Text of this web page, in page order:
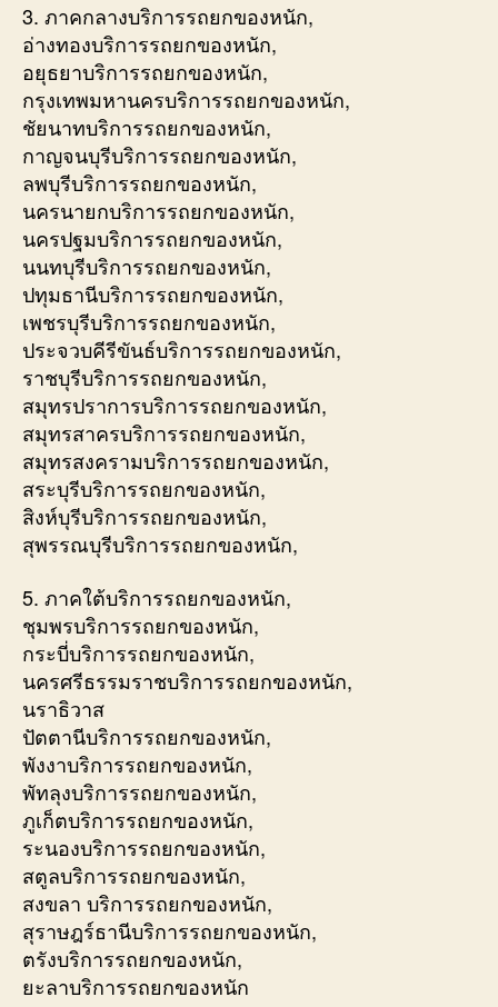
3. ภาคกลางบริการรถยกของหนัก,
อ่างทองบริการรถยกของหนัก,
อยุธยาบริการรถยกของหนัก,
กรุงเทพมหานครบริการรถยกของหนัก,
ชัยนาทบริการรถยกของหนัก,
กาญจนบุรีบริการรถยกของหนัก,
ลพบุรีบริการรถยกของหนัก,
นครนายกบริการรถยกของหนัก,
นครปฐมบริการรถยกของหนัก,
นนทบุรีบริการรถยกของหนัก,
ปทุมธานีบริการรถยกของหนัก,
เพชรบุรีบริการรถยกของหนัก,
ประจวบคีรีขันธ์บริการรถยกของหนัก,
ราชบุรีบริการรถยกของหนัก,
สมุทรปราการบริการรถยกของหนัก,
สมุทรสาครบริการรถยกของหนัก,
สมุทรสงครามบริการรถยกของหนัก,
สระบุรีบริการรถยกของหนัก,
สิงห์บุรีบริการรถยกของหนัก,
สุพรรณบุรีบริการรถยกของหนัก,
5. ภาคใต้บริการรถยกของหนัก,
ชุมพรบริการรถยกของหนัก,
กระบี่บริการรถยกของหนัก,
นครศรีธรรมราชบริการรถยกของหนัก,
นราธิวาส
ปัตตานีบริการรถยกของหนัก,
พังงาบริการรถยกของหนัก,
พัทลุงบริการรถยกของหนัก,
ภูเก็ตบริการรถยกของหนัก,
ระนองบริการรถยกของหนัก,
สตูลบริการรถยกของหนัก,
สงขลา บริการรถยกของหนัก,
สุราษฎร์ธานีบริการรถยกของหนัก,
ตรังบริการรถยกของหนัก,
ยะลาบริการรถยกของหนัก